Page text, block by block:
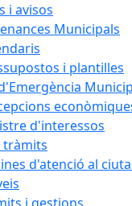
i avisos
Municipals
i plantilles
d'interessos
tràmits
d'atenció al